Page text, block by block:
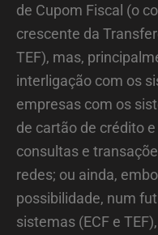
de Cupom Fiscal (o
crescente da
TEF), mas,
interligação com os
empresas com os
de cartão de crédito
consultas e
redes; ou ainda,
possibilidade, num
sistemas (ECF e